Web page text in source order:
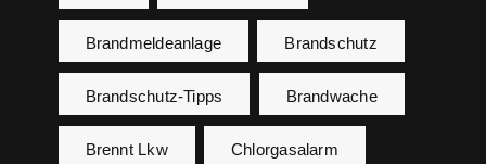
Brandmeldeanlage Brandschutz
Brandschutz-Tipps Brandwache
Brennt Lkw Chlorgasalarm